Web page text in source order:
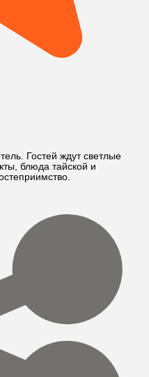
Гостей ждут светлые
блюда тайской и